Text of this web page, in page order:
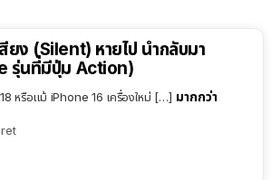
ยง (Silent) หายไป นำกลับมา
รุ่นที่มีปุ่ม Action)
หรือแม้ iPhone 16 เครื่องใหม่ […] มากกว่า